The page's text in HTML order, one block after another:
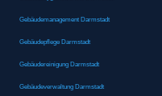
Gebäudemanagement Darmstadt
Gebäudepflege Darmstadt
Gebäudereinigung Darmstadt
Gebäudeverwaltung Darmstadt